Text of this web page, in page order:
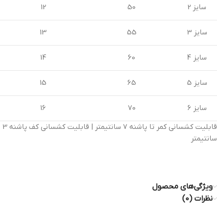
سایز 2 50
12
سایز 3 55
13
سایز 4 60
14
سایز 5 65
15
سایز 6 70
16
قابلیت کشسانی کمر تا پاشنه 7 سانتیمتر | قابلیت کشسانی کف پاشنه 3
سانتیمتر
ویژگی‌های محصول
نظرات (0)